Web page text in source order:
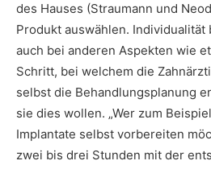
des Hauses (Straumann und
Produkt auswählen.
auch bei anderen Aspekten wie
Schritt, bei welchem die
selbst die Behandlungsplanung
sie dies wollen. „Wer zum
Implantate selbst vorbereiten
zwei bis drei Stunden mit der